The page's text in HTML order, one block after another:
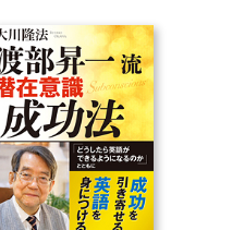
目指す
ル面の強化が必要
識して使ってみる
くても、自分で声
レパートリーを増